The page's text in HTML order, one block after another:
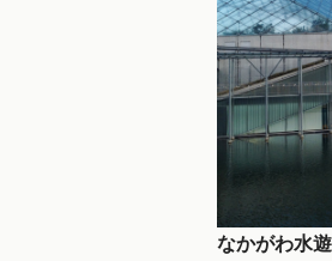
なかがわ水